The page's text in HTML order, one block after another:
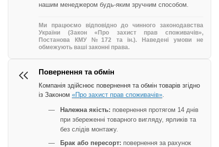
нашим менеджером будь-яким зручним способом.
Ми працюємо відповідно до чинного законодавства
України (Закон «Про захист прав споживачів»,
Постанова КМУ №172 та ін.). Наведені умови не
обмежують ваші законні права.
Повернення та обмін
Компанія здійснює повернення та обмін товарів згідно
із Законом «Про захист прав споживачів»
Належна якість: повернення протягом 14 днів
при збереженні товарного вигляду, ярликів та
без слідів монтажу.
Брак або пересорт: повернення за рахунок